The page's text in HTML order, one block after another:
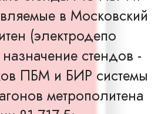
в Московский
(электродепо
стендов -
ПБМ и БИР системы
метрополитена